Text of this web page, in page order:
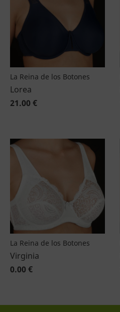
La Reina de los Botones
Lorea
21.00 €
La Reina de los Botones
Virginia
0.00 €